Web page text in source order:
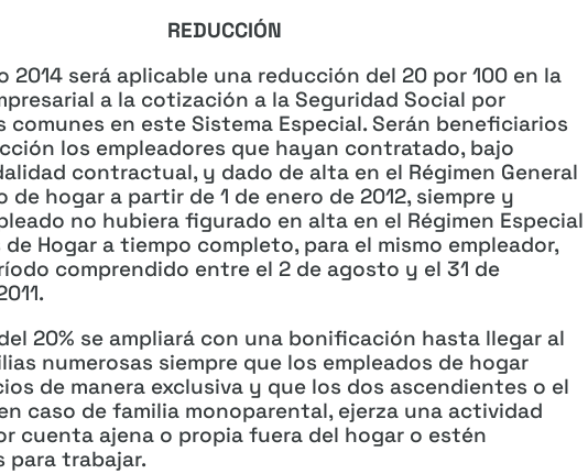
REDUCCIÓN
2014 será aplicable una reducción del 20 por 100 en la
a la cotización a la Seguridad Social por
en este Sistema Especial. Serán beneficiarios
los empleadores que hayan contratado, bajo
contractual, y dado de alta en el Régimen General
de hogar a partir de 1 de enero de 2012, siempre y
no hubiera figurado en alta en el Régimen Especial
de Hogar a tiempo completo, para el mismo empleador,
comprendido entre el 2 de agosto y el 31 de
20% se ampliará con una bonificación hasta llegar al
numerosas siempre que los empleados de hogar
de manera exclusiva y que los dos ascendientes o el
caso de familia monoparental, ejerza una actividad
cuenta ajena o propia fuera del hogar o estén
para trabajar.